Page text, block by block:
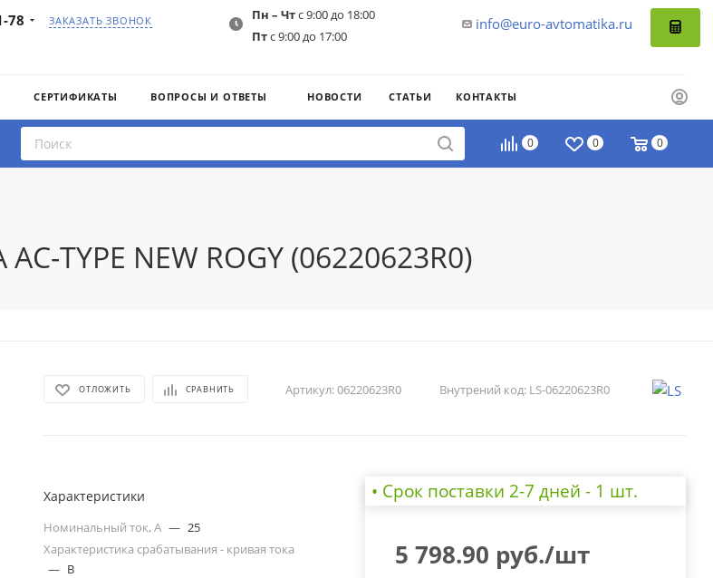
78 ЗАКАЗАТЬ ЗВОНОК info@euro-avtomatika.ru
Пн – Чтс 9:00 до 18:00
Птс 9:00 до 17:00
СЕРТИФИКАТЫ ВОПРОСЫ И ОТВЕТЫ НОВОСТИ СТАТЬИ КОНТАКТЫ
0 0 0
TYPE NEW ROGY (06220623R0)
ОТЛОЖИТЬ СРАВНИТЬ Артикул:06220623R0 Внутрений код: LS-06220623R0
Характеристики
Номинальный ток, А — 25
Характеристика срабатывания - кривая тока
— B
• Cрок поставки 2-7 дней - 1 шт.
5 798.90 руб./шт